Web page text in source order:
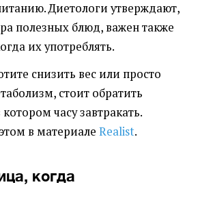
Диетологи утверждают,
полезных блюд, важен также
их употреблять.
снизить вес или просто
стоит обратить
часу завтракать.
в материале Realist.
когда